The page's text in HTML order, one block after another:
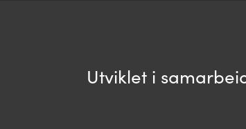
Utviklet i